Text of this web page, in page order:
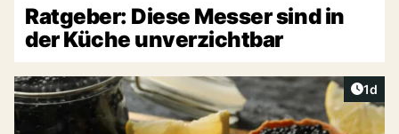
Ratgeber: Diese Messer sind in
der Küche unverzichtbar
1d